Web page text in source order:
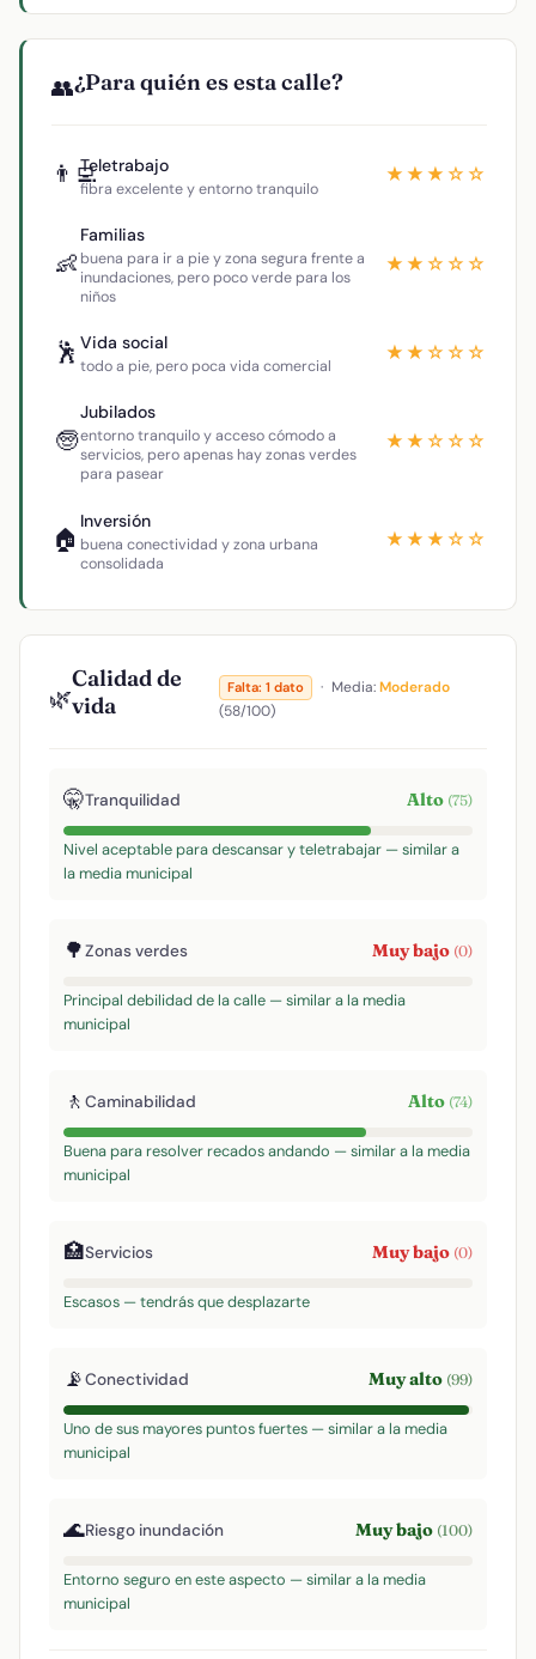
👥¿Para quién es esta calle?
👨‍💻Teletrabajo
fibra excelente y entorno tranquilo
★★★☆☆
👶
Familias
buena para ir a pie y zona segura frente a
inundaciones, pero poco verde para los
niños
★★☆☆☆
🕺 Vida social
todo a pie, pero poca vida comercial
★★☆☆☆
🧓
Jubilados
entorno tranquilo y acceso cómodo a
servicios, pero apenas hay zonas verdes
para pasear
★★☆☆☆
🏠
Inversión
buena conectividad y zona urbana
consolidada
★★★☆☆
🌿
Calidad de
vida
Falta: 1 dato · Media:Moderado
(58/100)
🤫Tranquilidad Alto (75)
Nivel aceptable para descansar y teletrabajar — similar a
la media municipal
🌳Zonas verdes Muy bajo (0)
Principal debilidad de la calle — similar a la media
municipal
🚶 Caminabilidad Alto (74)
Buena para resolver recados andando — similar a la media
municipal
🏥Servicios Muy bajo (0)
Escasos — tendrás que desplazarte
📡Conectividad Muy alto (99)
Uno de sus mayores puntos fuertes — similar a la media
municipal
🌊Riesgo inundación Muy bajo (100)
Entorno seguro en este aspecto — similar a la media
municipal